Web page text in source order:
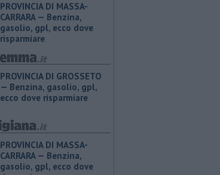
PROVINCIA DI MASSA-
CARRARA — ​Benzina,
gasolio, gpl, ecco dove
risparmiare
PROVINCIA DI GROSSETO
— ​Benzina, gasolio, gpl,
ecco dove risparmiare
PROVINCIA DI MASSA-
CARRARA — ​Benzina,
gasolio, gpl, ecco dove